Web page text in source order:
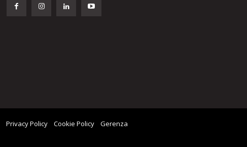
Privacy Policy Cookie Policy
Gerenza